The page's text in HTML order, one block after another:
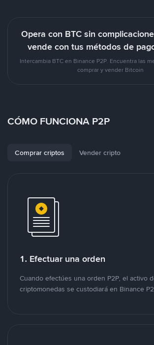
Opera con BTC sin
vende con tus métodos de
Intercambia BTC en Binance P2P. Encuentra las
comprar y vender Bitcoin
CÓMO FUNCIONA P2P
Comprar criptos Vender cripto
1. Efectuar una orden
Cuando efectúes una orden P2P, el activo
criptomonedas se custodiará en Binance